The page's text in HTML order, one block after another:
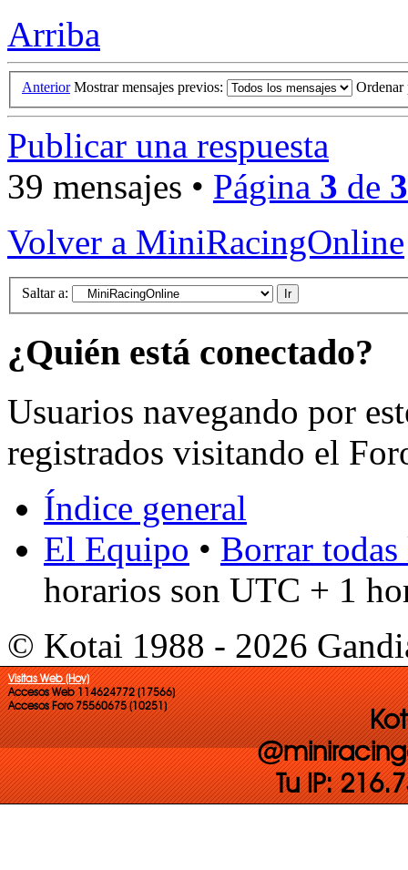
Arriba
Anterior Mostrar mensajes previos:
Publicar una respuesta
39 mensajes • Página 3 de 3
Volver a MiniRacingOnline
Saltar a:
¿Quién está conectado?
Usuarios navegando por
registrados visitando el
Índice general
El Equipo • Borrar
horarios son UTC + 1
© Kotai 1988 - 2026
Visitas Web (Hoy)
Accesos Web 114624772 (17566)
Accesos Foro 75560675 (10251)
Tu IP: